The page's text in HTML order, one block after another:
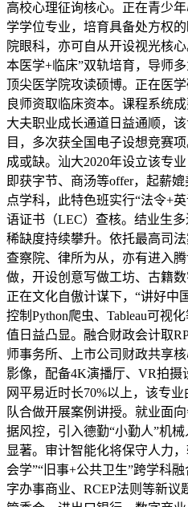
高校心理征询核心。正在青少
学学位专业，培育具备处方权
院眼科，亦可自从开设视光核
本医学+临床”双轨培育，导师
顶尖医学院攻读硕博。正在医
良师资取临床资本。课程系统
大夫职业成长通道日益通顺，
目，多次获全国电子设想竞赛
成或缺。汕大2020年设立该专
即获字节、商汤等offer，起薪
点学科，此特色班实行“法令+
语证书（LEC）查核。结业生
稀缺度持续攀升。依托最高司
查察院、律所为从，亦有进入
做，开设创意写做工坊、古籍
正在文化自傲计谋下，“讲好中
控制Python爬虫、Tableau可视
值日益凸显。融合财政会计取
师事务所、上市公司财政共享
影像，配备4K演播厅、VR拍
网平易近时长70%以上，该专
队合做开展案例讲授。就业面
据风控，引入德勤“小勤人”机
显著。审计智能化将保守人力
会学”“旧事+公共卫生”跨学科
字办事商业、RCEP法则等新